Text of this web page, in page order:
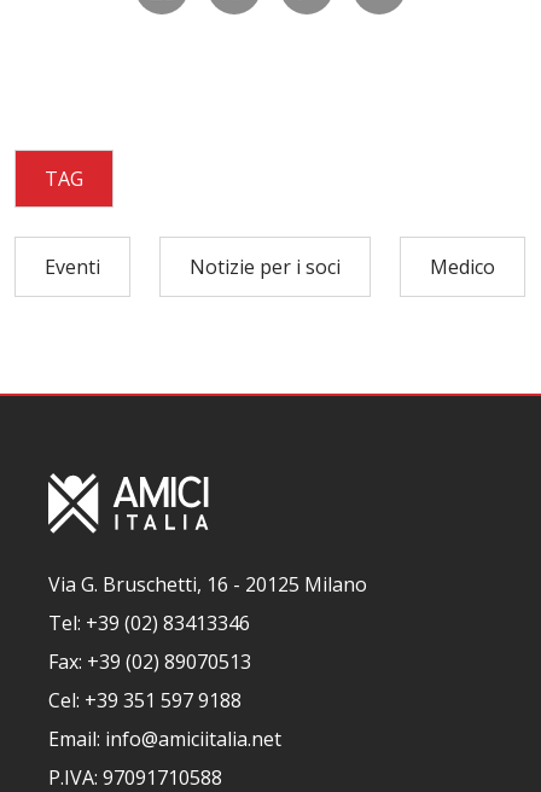
TAG
Eventi Notizie per i soci Medico
Via G. Bruschetti, 16 - 20125 Milano
Tel: +39 (02) 83413346
Fax: +39 (02) 89070513
Cel: +39 351 597 9188
Email: info@amiciitalia.net
P.IVA: 97091710588